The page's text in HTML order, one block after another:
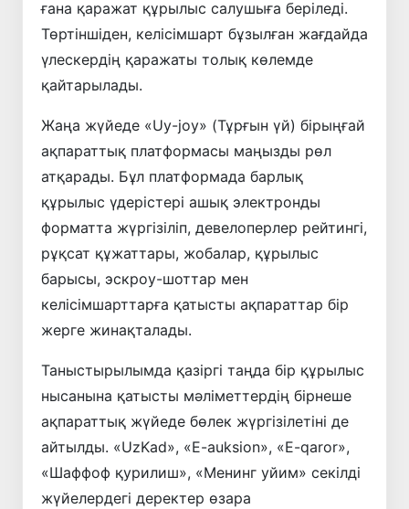
ғана қаражат құрылыс салушыға беріледі.
Төртіншіден, келісімшарт бұзылған жағдайда
үлескердің қаражаты толық көлемде
қайтарылады.
Жаңа жүйеде «Uy-joy» (Тұрғын үй) бірыңғай
ақпараттық платформасы маңызды рөл
атқарады. Бұл платформада барлық
құрылыс үдерістері ашық электронды
форматта жүргізіліп, девелоперлер рейтингі,
рұқсат құжаттары, жобалар, құрылыс
барысы, эскроу-шоттар мен
келісімшарттарға қатысты ақпараттар бір
жерге жинақталады.
Таныстырылымда қазіргі таңда бір құрылыс
нысанына қатысты мәліметтердің бірнеше
ақпараттық жүйеде бөлек жүргізілетіні де
айтылды. «UzKad», «E-auksion», «E-qaror»,
«Шаффоф қурилиш», «Менинг уйим» секілді
жүйелердегі деректер өзара